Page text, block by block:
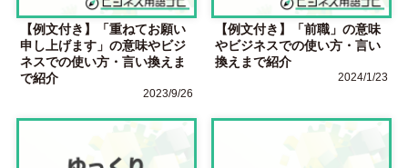
【例文付き】「重ねてお願い
申し上げます」の意味やビジ
ネスでの使い方・言い換えま
で紹介
2023/9/26
【例文付き】「前職」の意味
やビジネスでの使い方・言い
換えまで紹介
2024/1/23